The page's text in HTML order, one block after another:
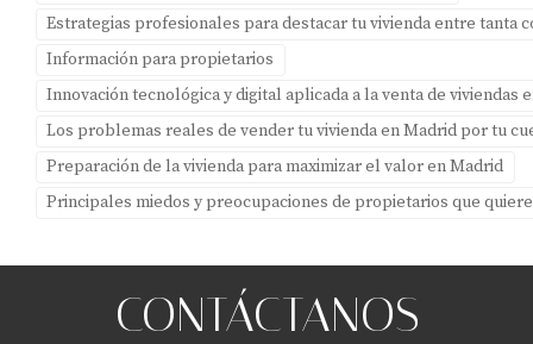
¿Cuánto tiempo suele tardar el proceso
completo de venta?
El proceso completo puede variar entre unas pocas
semanas hasta varios meses dependiendo de diversos
listo para dar el siguiente paso y deseas asesoría
personalizada para vender tu vivienda en La Garena, no
dudes en contactarme: Amparo Lillo está aquí para
Estrategias profesionales para destacar tu vivienda entre tanta
Información para propietarios
Innovación tecnológica y digital aplicada a la venta de viviendas
Los problemas reales de vender tu vivienda en Madrid por tu
Preparación de la vivienda para maximizar el valor en Madrid
Principales miedos y preocupaciones de propietarios que
CONTÁCTANOS